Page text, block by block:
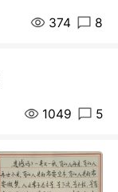
374 8
1049 5